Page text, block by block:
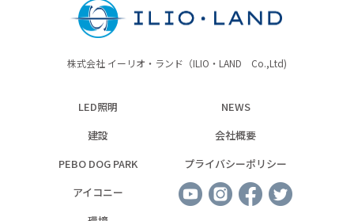
株式会社 イーリオ・ランド（ILIO・LAND Co.,Ltd)
LED照明
建設
PEBO DOG PARK
アイコニー
NEWS
会社概要
プライバシーポリシー